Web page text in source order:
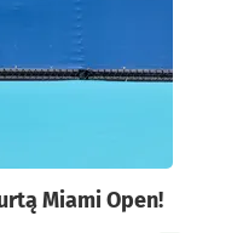
Miami Open!